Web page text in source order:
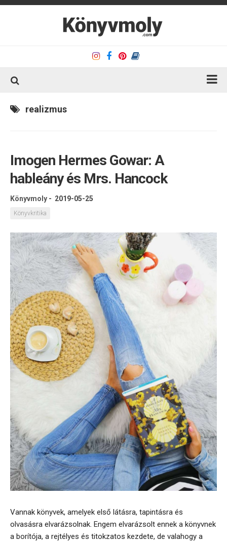
Kapcsolat
Olvasó sarok
Könyveim
Rólam
realizmus
Imogen Hermes Gowar: A
hableány és Mrs. Hancock
Könyvmoly - 2019-05-25
Könyvkritika
Vannak könyvek, amelyek első látásra, tapintásra és
olvasásra elvarázsolnak. Engem elvarázsolt ennek a könyvnek
a borítója, a rejtélyes és titokzatos kezdete, de valahogy a